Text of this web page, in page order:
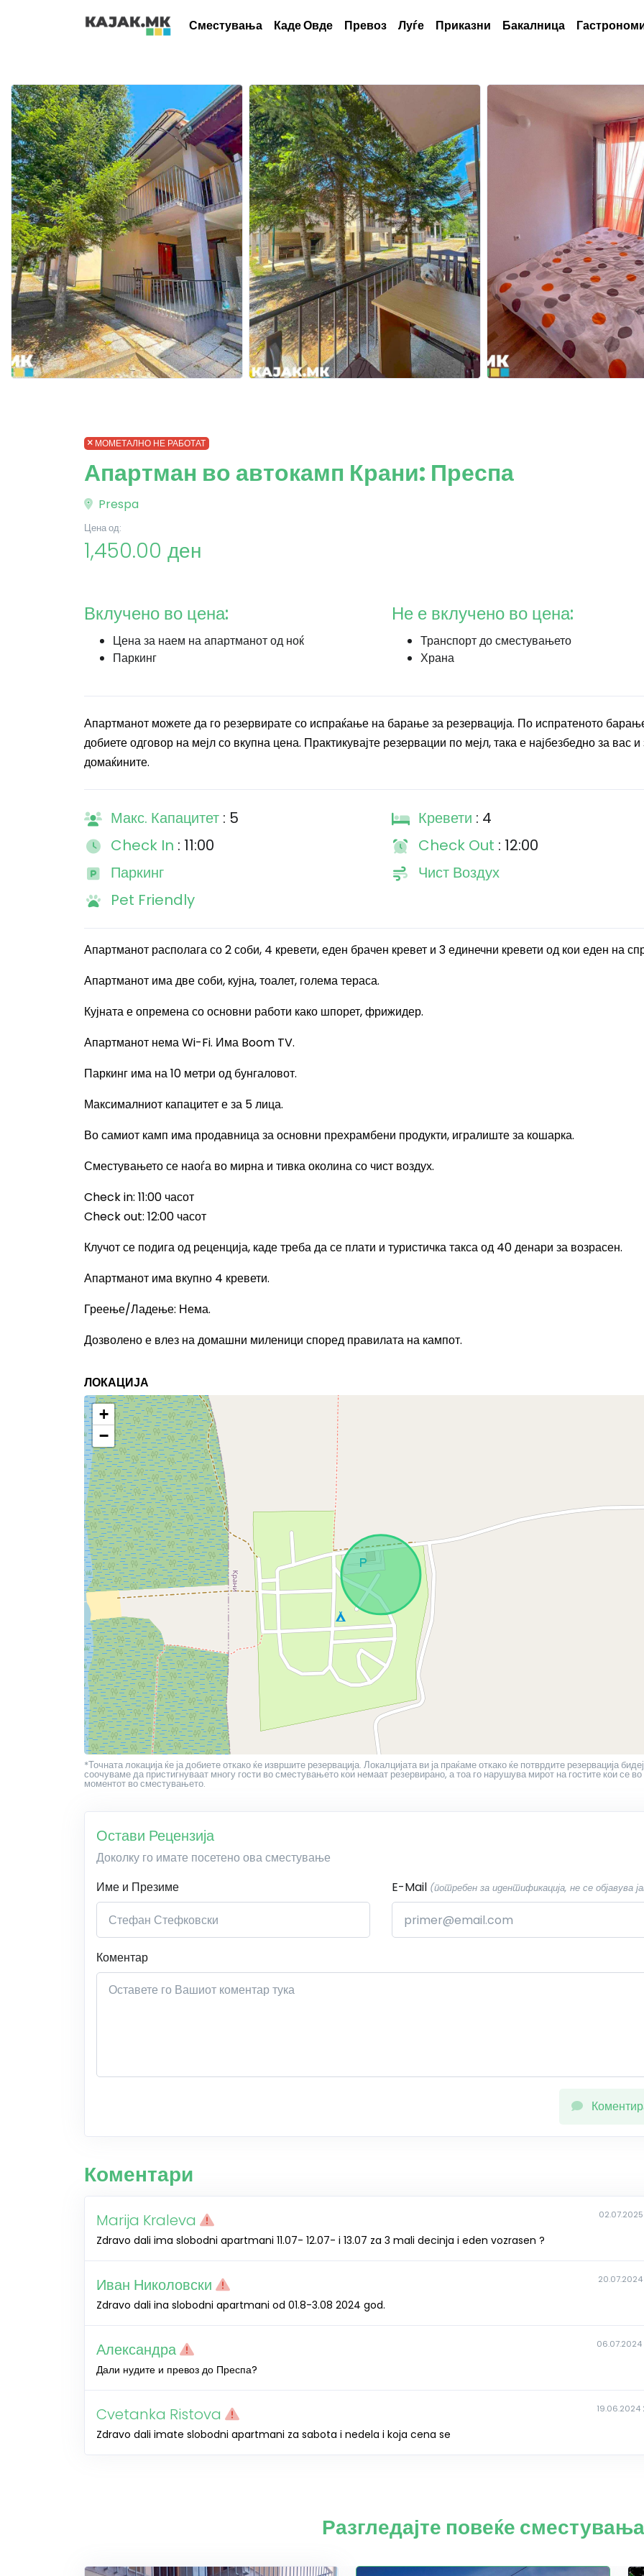
Сместувања Каде Овде Превоз Луѓе Приказни Бакалница
МОМЕТАЛНО НЕ РАБОТАТ
Апартман во автокамп Крани: Преспа
Prespa
Цена од:
1,450.00 ден
Вклучено во цена:
Цена за наем на апартманот од ноќ
Паркинг
Не е вклучено во цена:
Транспорт до сместувањето
Храна
Апартманот можете да го резервирате со испраќање на барање за резервација. По испратеното
добиете одговор на мејл со вкупна цена. Практикувајте резервации по мејл, така е најбезбедно за вас и
домаќините.
Макс. Капацитет : 5 Кревети : 4
Check In : 11:00 Check Out : 12:00
Паркинг
Чист Воздух
Pet Friendly
Апартманот располага со 2 соби, 4 кревети, еден брачен кревет и 3 единечни кревети од кои еден на
Апартманот има две соби, кујна, тоалет, голема тераса.
Кујната е опремена со основни работи како шпорет, фрижидер.
Апартманот немаWi-Fi. Има Boom TV.
Паркинг има на 10 метри од бунгаловот.
Максималниот капацитет е за 5 лица.
Во самиот камп има продавница за основни прехрамбени продукти, игралиште за кошарка.
Сместувањето се наоѓа во мирна и тивка околина со чист воздух.
Check in: 11:00 часот
Check out: 12:00 часот
Клучот се подига од реценција, каде треба да се плати и туристичка такса од 40 денари за возрасен.
Апартманот има вкупно 4 кревети.
Греење/Ладење: Нема.
Дозволено е влез на домашни миленици според правилата на кампот.
ЛОКАЦИЈА
+
−
*Точната локација ќе ја добиете откако ќе извршите резервација. Локалцијата ви ја праќаме откако ќе потврдите резервација
соочуваме да пристигнуваат многу гости во сместувањето кои немаат резервирано, а тоа го нарушува мирот на гостите кои се во
моментот во сместувањето.
Остави Рецензија
Доколку го имате посетено ова сместување
Име и Презиме
E-Mail (потребен за идентификација, не се објавува
Коментар
Коментари
Marija Kraleva 02.07.2025
Zdravo dali ima slobodni apartmani 11.07- 12.07- i 13.07 za 3 mali decinja i eden vozrasen ?
Иван Николовски 20.07.2024
Zdravo dali ina slobodni apartmani od 01.8-3.08 2024 god.
Александра 06.07.2024
Дали нудите и превоз до Преспа?
Cvetanka Ristova 19.06.2024
Zdravo dali imate slobodni apartmani za sabota i nedela i koja cena se
Разгледајте повеќе сместувања